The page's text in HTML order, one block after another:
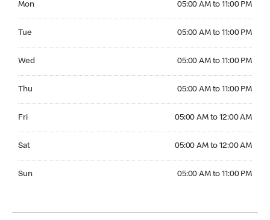
Mon 05:00 AM to 11:00 PM
Tue 05:00 AM to 11:00 PM
Wed 05:00 AM to 11:00 PM
Thu 05:00 AM to 11:00 PM
Fri 05:00 AM to 12:00 AM
Sat 05:00 AM to 12:00 AM
Sun 05:00 AM to 11:00 PM